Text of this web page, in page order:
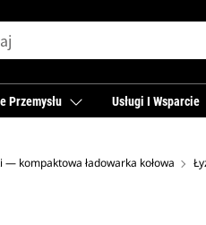
Przemysłu Usługi I Wsparcie
— kompaktowa ładowarka kołowa